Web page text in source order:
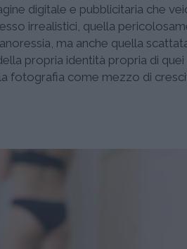
digitale e pubblicitaria che
irrealistici, quella
ma anche quella
propria identità propria di
fotografia come mezzo di